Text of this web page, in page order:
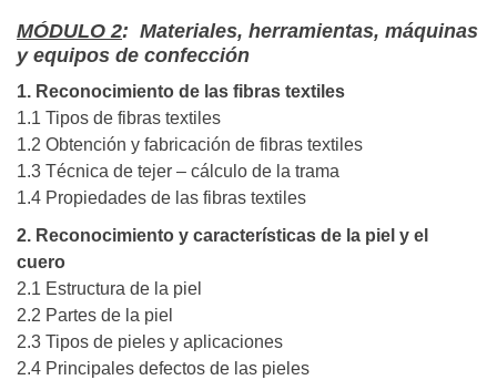
MÓDULO 2: Materiales, herramientas, máquinas
y equipos de confección
1. Reconocimiento de las fibras textiles
1.1 Tipos de fibras textiles
1.2 Obtención y fabricación de fibras textiles
1.3 Técnica de tejer – cálculo de la trama
1.4 Propiedades de las fibras textiles
2. Reconocimiento y características de la piel y el
cuero
2.1 Estructura de la piel
2.2 Partes de la piel
2.3 Tipos de pieles y aplicaciones
2.4 Principales defectos de las pieles